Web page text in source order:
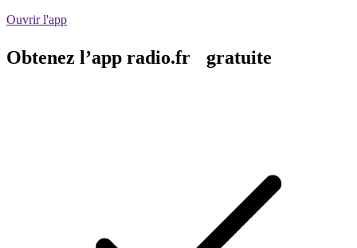
Ouvrir l'app
Obtenez l’app radio.fr gratuite